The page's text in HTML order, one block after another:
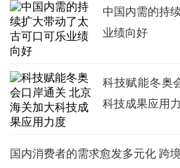
中国内需的持
业绩向好
科技赋能冬奥
科技成果应用
国内消费者的需求愈发多元化 跨